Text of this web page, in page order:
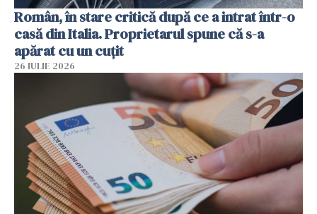
Român, în stare critică după ce a intrat într-o
casă din Italia. Proprietarul spune că s-a
apărat cu un cuțit
26 IULIE 2026